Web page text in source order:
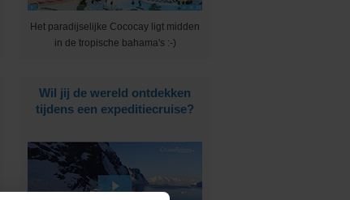
Het paradijselijke Cococay ligt midden
in de tropische bahama's :-)
Wil jij de wereld ontdekken
tijdens een expeditiecruise?